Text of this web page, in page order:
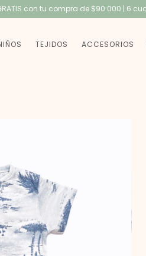
con tu compra de $90.000 | 6
TEJIDOS ACCESORIOS